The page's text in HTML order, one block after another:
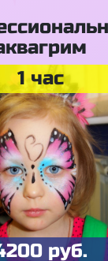
1 час
руб.